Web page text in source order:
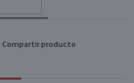
Compartir producto